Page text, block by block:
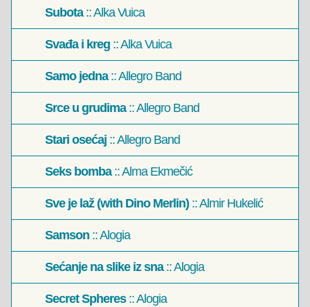
Subota:: Alka Vuica
Svađa i kreg :: Alka Vuica
Samo jedna:: Allegro Band
Srce u grudima:: Allegro Band
Stari osećaj :: Allegro Band
Seks bomba:: Alma Ekmečić
Sve je laž (with Dino Merlin) :: Almir Hukelić
Samson :: Alogia
Sećanje na slike iz sna:: Alogia
Secret Spheres:: Alogia